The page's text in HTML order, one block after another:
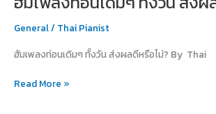
General/ Thai Pianist
ฮัมเพลงท่อนเดิมๆ ทั้งวัน ส่งผลดีหรือไม่? By Thai
ทั้ง
ส่ง
ดี
Read More »